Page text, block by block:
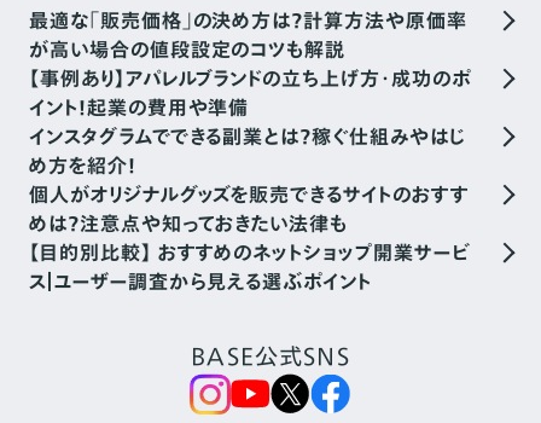
最適な「販売価格」の決め方は？計算方法や原価率
が高い場合の値段設定のコツも解説
【事例あり】アパレルブランドの立ち上げ方・成功のポ
イント！起業の費用や準備
インスタグラムでできる副業とは？稼ぐ仕組みやはじ
め方を紹介！
個人がオリジナルグッズを販売できるサイトのおすす
めは？注意点や知っておきたい法律も
【目的別比較】 おすすめのネットショップ開業サービ
ス｜ユーザー調査から見える選ぶポイント
BASE公式SNS